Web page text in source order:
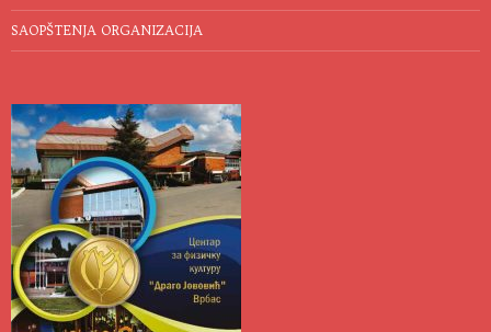
SAOPŠTENJA ORGANIZACIJA